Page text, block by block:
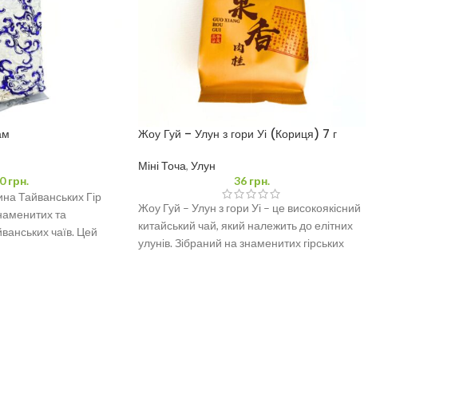
грн.
Тайванських Гір
та
чаїв. Цей
Жоу Гуй – Улун з гори Уі (Кориця) 7 г
Міні Точа, Улун
36грн.
Жоу Гуй – Улун з гори Уі – це високоякісний
китайський чай, який належить до елітних
улунів. Зібраний на знаменитих гірських